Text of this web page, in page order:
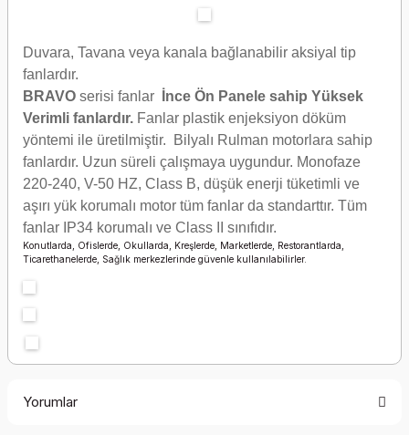
Duvara, Tavana veya kanala bağlanabilir aksiyal tip
fanlardır.
BRAVO serisi fanlar İnce Ön Panele sahip Yüksek
Verimli fanlardır. Fanlar plastik enjeksiyon döküm
yöntemi ile üretilmiştir. Bilyalı Rulman motorlara sahip
fanlardır. Uzun süreli çalışmaya uygundur. Monofaze
220-240, V-50 HZ, Class B, düşük enerji tüketimli ve
aşırı yük korumalı motor tüm fanlar da standarttır. Tüm
fanlar IP34 korumalı ve Class II sınıfıdır.
Konutlarda, Ofislerde, Okullarda, Kreşlerde, Marketlerde, Restorantlarda,
Ticarethanelerde, Sağlık merkezlerinde güvenle kullanılabilirler.
Yorumlar